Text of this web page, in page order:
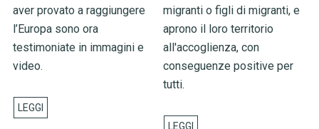
aver provato a raggiungere
l’Europa sono ora
testimoniate in immagini e
video.
migranti o figli di migranti, e
aprono il loro territorio
all'accoglienza, con
conseguenze positive per
tutti.